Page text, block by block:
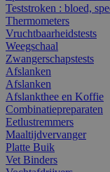
Teststroken : bloed,
Thermometers
Vruchtbaarheidstests
Weegschaal
Zwangerschapstests
Afslanken
Afslanken
Afslankthee en Koffie
Combinatiepreparaten
Eetlustremmers
Maaltijdvervanger
Platte Buik
Vet Binders